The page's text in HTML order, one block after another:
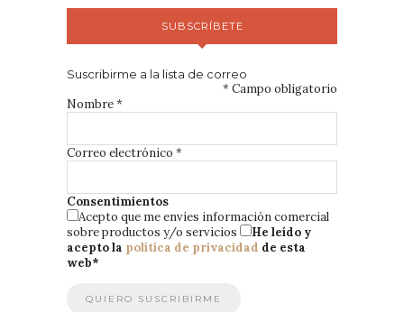
SUBSCRÍBETE
Suscribirme a la lista de correo
* Campo obligatorio
Nombre*
Correo electrónico *
Consentimientos
Acepto que me envíes información comercial
sobre productos y/o servicios
He leído y
acepto la política de privacidad de esta
web*